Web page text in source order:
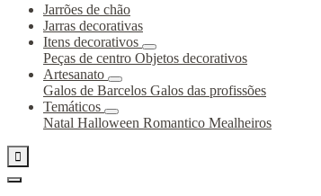
Jarrões de chão
Jarras decorativas
Itens decorativos
Peças de centro Objetos decorativos
Artesanato
Galos de Barcelos Galos das profissões
Temáticos
Natal Halloween Romantico Mealheiros
